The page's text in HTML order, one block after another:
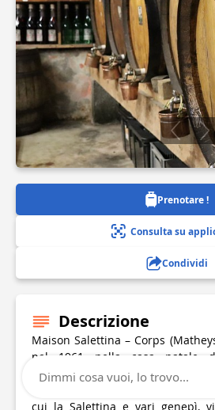
Prenotare !
Consulta su
Condividi
Descrizione
Maison Salettina – Corps
nel 1961 nella casa natale
(apparizione di Notre-Dame de
del 1860 ancora in funzione,
cui la Salettina e vari genepì,
Dimmi cosa vuoi, lo trovo...